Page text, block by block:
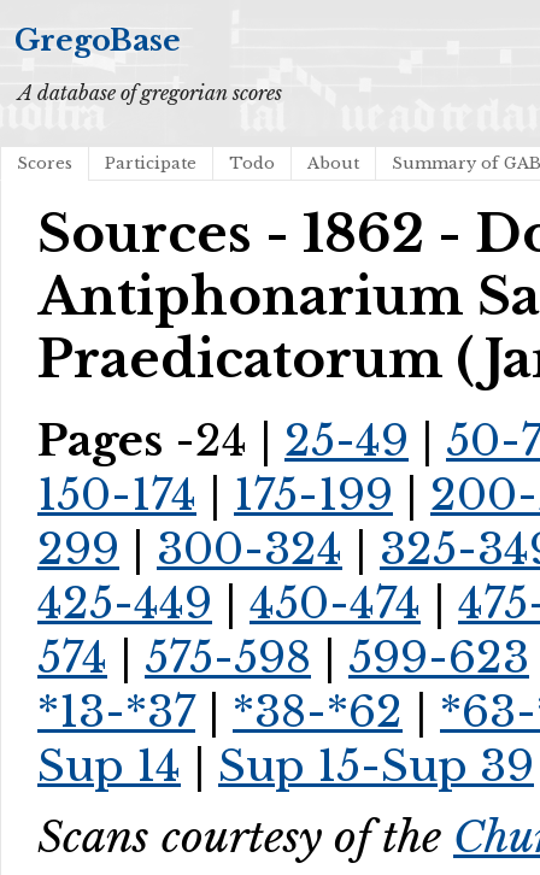
GregoBase
A database of gregorian scores
Scores Participate Todo About Summary of
Sources - 1862 -
Antiphonarium
Praedicatorum
Pages -24 | 25-49
50-
150-174
175-199
299
300-324
325-
425-449
450-474
574
575-598 599-623
*13-*37| *38-*62
Sup 14
Sup 15-Sup 39
Scans courtesy of the